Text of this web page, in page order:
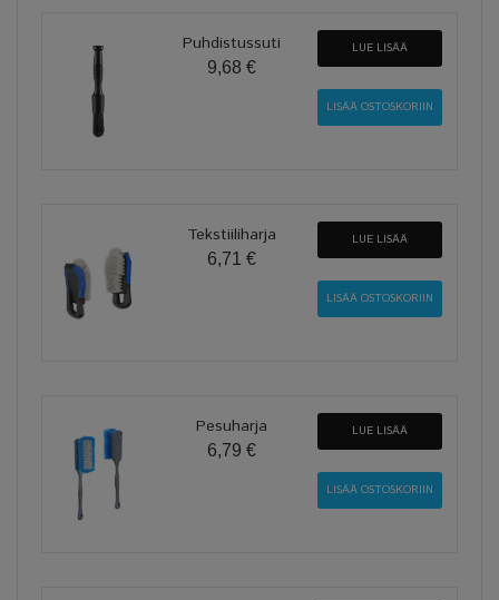
Puhdistussuti
9,68 €
LUE LISÄÄ
Tekstiiliharja
6,71 €
LUE LISÄÄ
Pesuharja
6,79 €
LUE LISÄÄ